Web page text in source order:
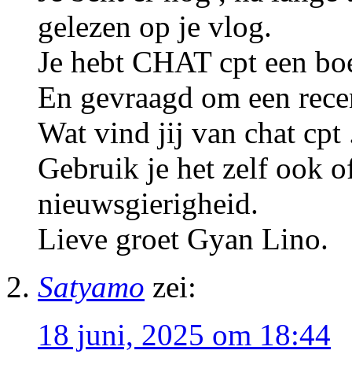
gelezen op je vlog.
Je hebt CHAT cpt een
En gevraagd om een
Wat vind jij van chat cpt
Gebruik je het zelf ook
nieuwsgierigheid.
Lieve groet Gyan Lino.
Satyamo zei:
18 juni, 2025 om 18:44